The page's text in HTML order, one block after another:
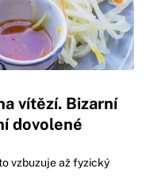
vítězí. Bizarní
dovolené
vzbuzuje až fyzický